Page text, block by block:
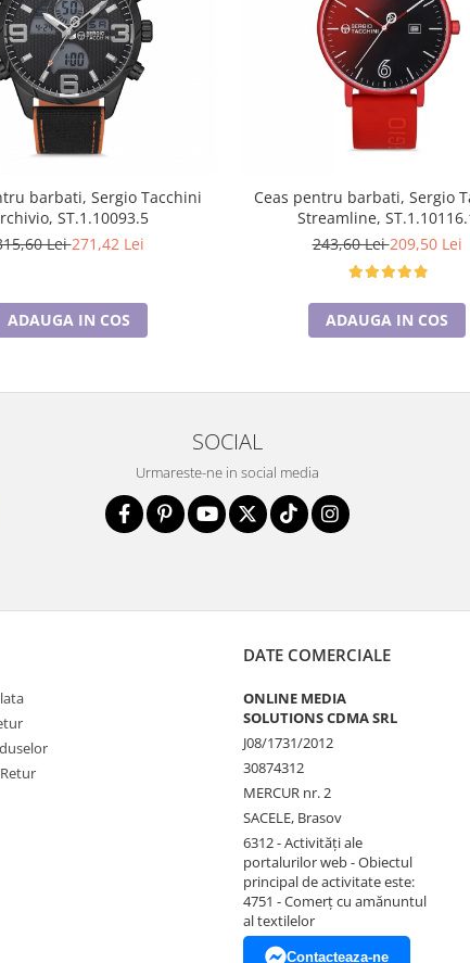
barbati, Sergio Tacchini
ST.1.10093.5
Lei271,42 Lei
ADAUGA IN COS
Ceas pentru barbati, Sergio
Streamline,
243,60 Lei209,50 Lei
ADAUGA IN COS
SOCIAL
Urmareste-ne in social media
DATE COMERCIALE
ONLINE MEDIA
SOLUTIONS CDMA SRL
J08/1731/2012
30874312
MERCUR nr. 2
SACELE, Brasov
6312 - Activităţi ale
portalurilor web - Obiectul
principal de activitate este:
4751 - Comerţ cu amănuntul
al textilelor
Contacteaza-ne